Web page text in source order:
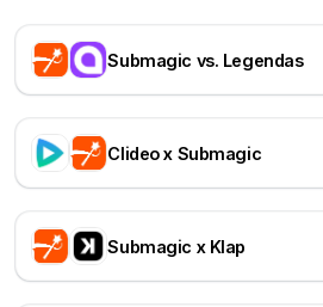
Submagic vs. Legendas
Clideo x Submagic
Submagic x Klap